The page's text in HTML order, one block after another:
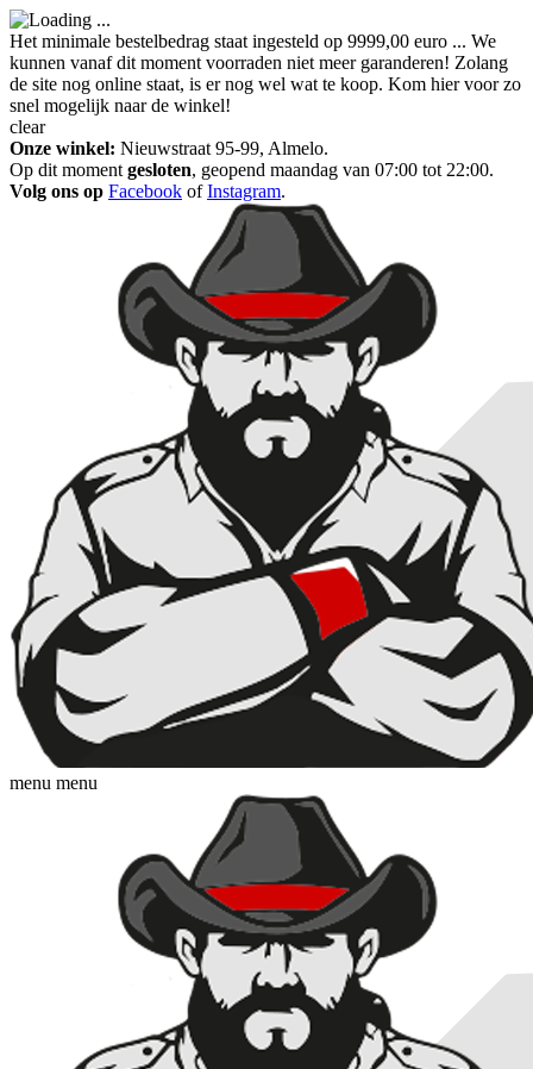
Het minimale bestelbedrag staat ingesteld op 9999,00 euro ... We
kunnen vanaf dit moment voorraden niet meer garanderen! Zolang
de site nog online staat, is er nog wel wat te koop. Kom hier voor zo
snel mogelijk naar de winkel!
clear
Onze winkel: Nieuwstraat 95-99, Almelo.
Op dit moment gesloten, geopend maandag van 07:00 tot 22:00.
Volg ons op Facebook ofInstagram.
menu menu